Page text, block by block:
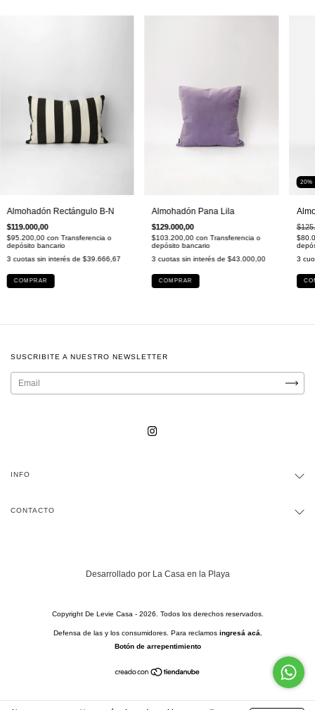
Almohadón Rectángulo B-N
$119.000,00
$95.200,00con Transferencia o
depósito bancario
3 cuotas sin interés de$39.666,67
COMPRAR
Almohadón Pana Lila
$129.000,00
$103.200,00con Transferencia o
depósito bancario
3 cuotas sin interés de$43.000,00
COMPRAR
20%
3
SUSCRIBITE A NUESTRO NEWSLETTER
INFO
CONTACTO
Desarrollado por La Casa en la Playa
Copyright De Levie Casa - 2026. Todos los derechos reservados.
Defensa de las y los consumidores. Para reclamos ingresá acá.
Botón de arrepentimiento